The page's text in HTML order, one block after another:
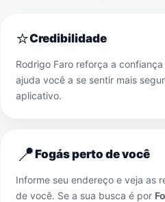
⭐Credibilidade
Rodrigo Faro reforça a
ajuda você a se sentir mais
aplicativo.
📍Fogás perto de você
Informe seu endereço e veja as
de você. Se a sua busca é por